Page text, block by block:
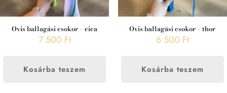
Ovis ballagási csokor – cica
7 500 Ft
Kosárba teszem
Ovis ballagási csokor – thor
6 500 Ft
Kosárba teszem